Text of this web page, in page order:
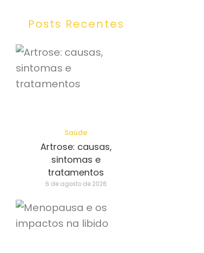
Posts Recentes
Saúde
Artrose: causas,
sintomas e
tratamentos
6 de agosto de 2026